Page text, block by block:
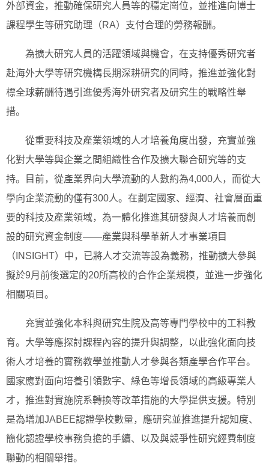
外部資金，推動確保研究人員等的穩定崗位，並推進向博士
課程學生等研究助理（RA）支付合理的勞務報酬。
為擴大研究人員的活躍領域與機會，在支持優秀研究者
赴海外大學等研究機構長期深耕研究的同時，推進並強化對
標全球薪酬待遇引進優秀海外研究者及研究生的戰略性舉
措。
從重要科技及產業領域的人才培養角度出發，充實並強
化對大學等與企業之間組織性合作及擴大聯合研究等的支
持。目前，從產業界向大學流動的人數約為4,000人，而從大
學向企業流動的僅有300人。在劃定國家、經濟、社會層面重
要的科技及產業領域，為一體化推進其研發與人才培養而創
設的研究資金制度——產業與科學革新人才事業項目
（INSIGHT）中，已將人才交流等設為義務，推動擴大參與
擬於9月前後選定的20所高校的合作企業規模，並進一步強化
相關項目。
充實並強化本科與研究生院及高等專門學校中的工科教
育。大學等應探討課程內容的提升與調整，以此強化面向技
術人才培養的實務教學並推動人才參與各類產學合作平台。
國家應對面向培養引領數字、綠色等增長領域的高級專業人
才，推進對實施院系轉換等改革措施的大學提供支援。特別
是為增加JABEE認證學校數量，應研究並推進提升認知度、
簡化認證學校事務負擔的手續、以及與競爭性研究經費制度
聯動的相關舉措。